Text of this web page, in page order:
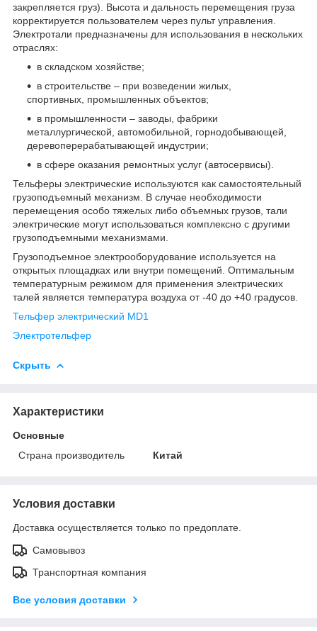
закрепляется груз). Высота и дальность перемещения груза
корректируется пользователем через пульт управления.
Электротали предназначены для использования в нескольких
отраслях:
в складском хозяйстве;
в строительстве – при возведении жилых,
спортивных, промышленных объектов;
в промышленности – заводы, фабрики
металлургической, автомобильной, горнодобывающей,
деревоперерабатывающей индустрии;
в сфере оказания ремонтных услуг (автосервисы).
Тельферы электрические используются как самостоятельный
грузоподъемный механизм. В случае необходимости
перемещения особо тяжелых либо объемных грузов, тали
электрические могут использоваться комплексно с другими
грузоподъемными механизмами.
Грузоподъемное электрооборудование используется на
открытых площадках или внутри помещений. Оптимальным
температурным режимом для применения электрических
талей является температура воздуха от -40 до +40 градусов.
Тельфер электрический MD1
Электротельфер
Скрыть
Характеристики
Основные
Страна производитель
Китай
Условия доставки
Доставка осуществляется только по предоплате.
Самовывоз
Транспортная компания
Все условия доставки